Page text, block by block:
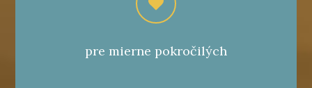
pre mierne pokročilých